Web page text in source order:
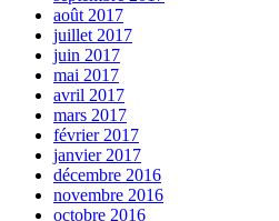
août 2017
juillet 2017
juin 2017
mai 2017
avril 2017
mars 2017
février 2017
janvier 2017
décembre 2016
novembre 2016
octobre 2016